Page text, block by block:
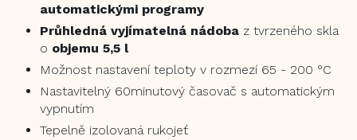
automatickými programy
Průhledná vyjímatelná nádoba z tvrzeného skla
o objemu 5,5 l
Možnost nastavení teploty v rozmezí 65 - 200 °C
Nastavitelný 60minutový časovač s automatickým
vypnutím
Tepelně izolovaná rukojeť